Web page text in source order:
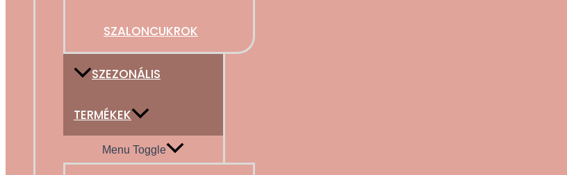
SZALONCUKROK
SZEZONÁLIS
TERMÉKEK
Menu Toggle